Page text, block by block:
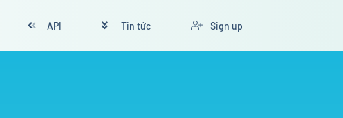
API Tin tức Sign up